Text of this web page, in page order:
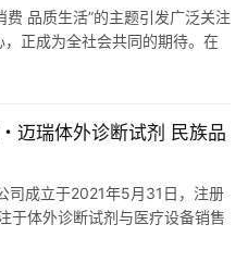
品质生活”的主题引发广泛关注
正成为全社会共同的期待。在
体外诊断试剂 民族品
司成立于2021年5月31日，注册
于体外诊断试剂与医疗设备销售